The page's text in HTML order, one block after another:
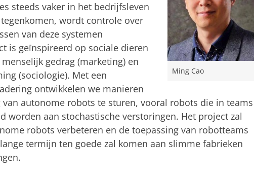
Ming Cao
steeds vaker in het bedrijfsleven
wordt controle over
van deze systemen
is geïnspireerd op sociale dieren
gedrag (marketing) en
(sociologie). Met een
ontwikkelen we manieren
autonome robots te sturen, vooral robots die in teams
worden aan stochastische verstoringen. Het project zal
robots verbeteren en de toepassing van robotteams
termijn ten goede zal komen aan slimme fabrieken